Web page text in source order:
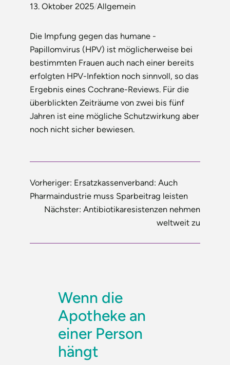
13. Oktober 2025/Allgemein
Die Impfung gegen das humane ­
Papillomvirus (HPV) ist möglicherweise bei
bestimmten Frauen auch nach einer bereits
erfolgten HPV-Infektion noch sinnvoll, so das
Ergebnis eines Cochrane-Reviews. Für die
überblickten Zeiträume von zwei bis fünf
Jahren ist eine mögliche Schutzwirkung aber
noch nicht sicher bewiesen.
Vorheriger: Ersatzkassenverband: Auch
Pharmaindustrie muss Sparbeitrag leisten
Nächster: Antibiotikaresistenzen nehmen
weltweit zu
Wenn die
Apotheke an
einer Person
hängt